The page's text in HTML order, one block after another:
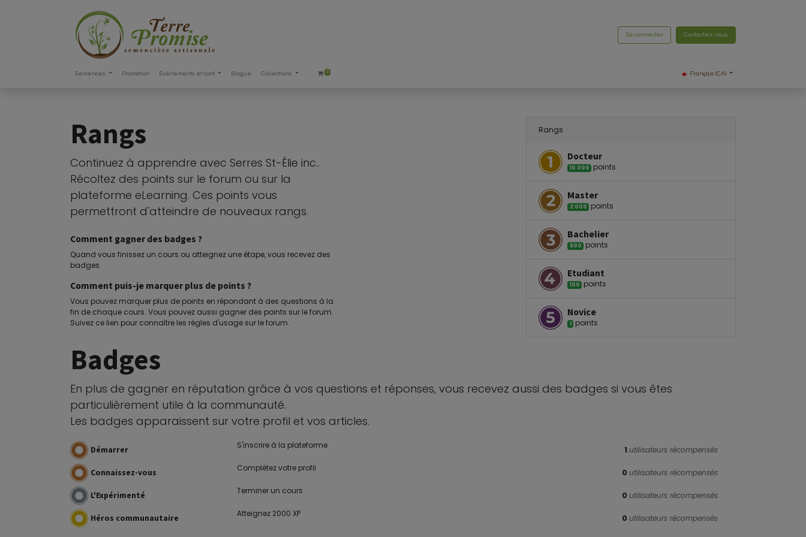
Se connecter Contactez-nous
Semences Promotion Événements et conf. Blogue Collections 0 Français (CA)
Rangs
Continuez à apprendre avec Serres St-Élie inc..
Récoltez des points sur le forum ou sur la
plateforme eLearning. Ces points vous
permettront d'atteindre de nouveaux rangs.
Comment gagner des badges ?
Quand vous finissez un cours ou atteignez une étape, vous recevez des
badges.
Comment puis-je marquer plus de points ?
Vous pouvez marquer plus de points en répondant à des questions à la
fin de chaque cours. Vous pouvez aussi gagner des points sur le forum.
Suivez ce lien pour connaître les règles d'usage sur le forum.
Rangs
Docteur
10 000 points
Master
2 000 points
Bachelier
500 points
Etudiant
100 points
Novice
1 points
Badges
En plus de gagner en réputation grâce à vos questions et réponses, vous recevez aussi des badges si vous êtes
particulièrement utile à la communauté.
Les badges apparaissent sur votre profil et vos articles.
Démarrer S'inscrire à la plateforme 1 utilisateurs récompensés
Connaissez-vous Complétez votre profil 0 utilisateurs récompensés
L'Expérimenté Terminer un cours 0 utilisateurs récompensés
Héros communautaire Atteignez 2000 XP 0 utilisateurs récompensés